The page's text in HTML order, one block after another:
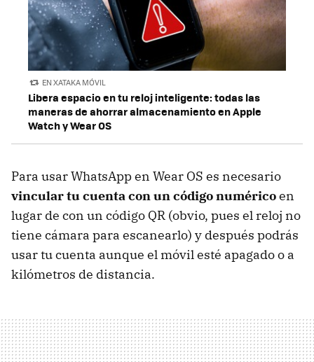
EN XATAKA MÓVIL
Libera espacio en tu reloj inteligente: todas las
maneras de ahorrar almacenamiento en Apple
Watch y Wear OS
Para usar WhatsApp en Wear OS es necesario
vincular tu cuenta con un código numéricoen
lugar de con un código QR (obvio, pues el reloj no
tiene cámara para escanearlo) y después podrás
usar tu cuenta aunque el móvil esté apagado o a
kilómetros de distancia.